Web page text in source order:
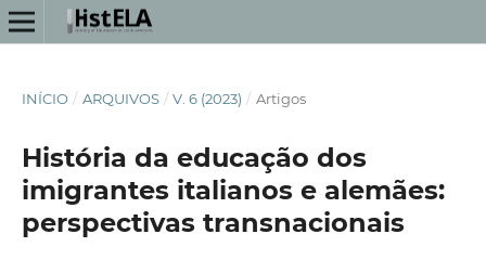
INÍCIO / ARQUIVOS / V. 6 (2023) / Artigos
História da educação dos
imigrantes italianos e alemães:
perspectivas transnacionais